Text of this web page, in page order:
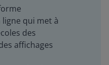
qui met à
des
affichages